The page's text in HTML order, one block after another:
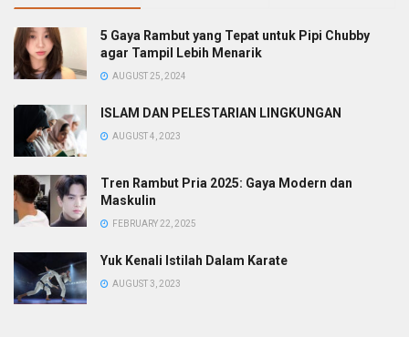
5 Gaya Rambut yang Tepat untuk Pipi Chubby
agar Tampil Lebih Menarik
AUGUST 25, 2024
ISLAM DAN PELESTARIAN LINGKUNGAN
AUGUST 4, 2023
Tren Rambut Pria 2025: Gaya Modern dan
Maskulin
FEBRUARY 22, 2025
Yuk Kenali Istilah Dalam Karate
AUGUST 3, 2023